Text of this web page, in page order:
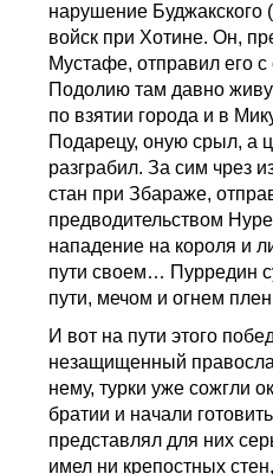
нарушение Буджакского
войск при Хотине. Он,
Мустафе, отправил его
Подолию там давно
по взятии города и в
Подарецу, оную срыл, а
разграбил. За сим чрез
стан при Збараже,
предводительством
нападение на короля и
пути своем… Пурредин
пути, мечом и огнем
И вот на пути этого
незащищенный
нему, турки уже сожгли
братии и начали
представлял для них
имел ни крепостных